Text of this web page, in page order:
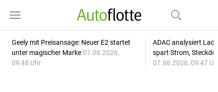
Geely mit Preisansage: Neuer E2 startet
unter magischer Marke 07.08.2026,
09:48 Uhr
ADAC analysiert
spart Strom,
07.08.2026, 09:47